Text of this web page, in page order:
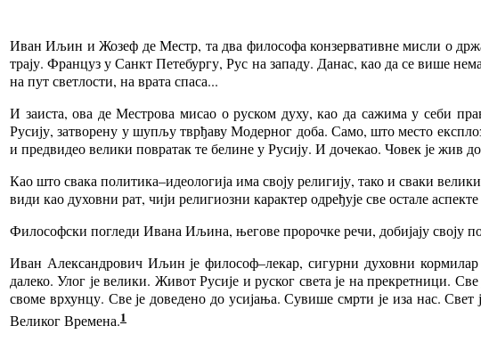
Иван Иљин и Жозеф де Местр, та два философа конзервативне мисли о
трају. Француз у Санкт Петебургу, Рус на западу. Данас, као да се више
на пут светлости, на врата спаса...
И заиста, ова де Местрова мисао о руском духу, као да сажима у себи
Русију, затворену у шупљу тврђаву Модерног доба. Само, што место
и предвидео велики повратак те белине у Русију. И дочекао. Човек је жив
Као што свака политика–идеологија има своју религију, тако и сваки
види као духовни рат, чији религиозни карактер одређује све остале
Философски погледи Ивана Иљина, његове пророчке речи, добијају своју
Иван Александрович Иљин је философ–лекар, сигурни духовни кормилар
далеко. Улог је велики. Живот Русије и руског света је на прекретници.
своме врхунцу. Све је доведено до усијања. Сувише смрти је иза нас.
Великог Времена.1